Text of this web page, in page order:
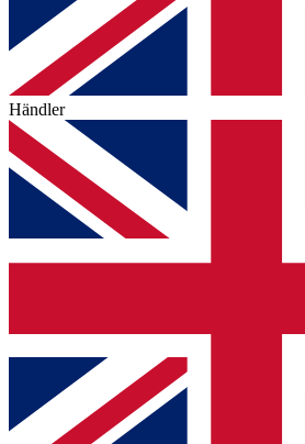
Händler